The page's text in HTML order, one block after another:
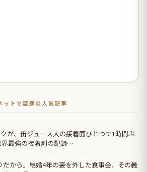
トで話題の人気記事
クが、缶ジュース大の接着面ひとつで1時間ぶ
界最強の接着剤の記録…
だから」結婚4年の妻を外した食事会、その義